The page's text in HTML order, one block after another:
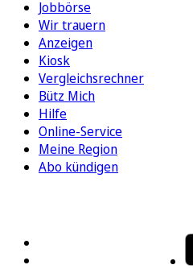
Jobbörse
Wir trauern
Anzeigen
Kiosk
Vergleichsrechner
Bütz Mich
Hilfe
Online-Service
Meine Region
Abo kündigen